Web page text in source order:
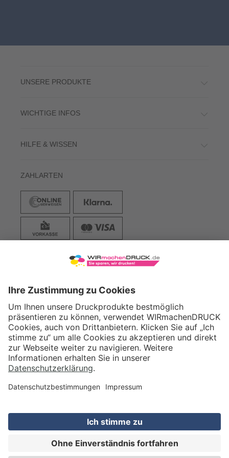
UNSERE PRODUKTE
WICHTIGE INFOS
HILFE & WISSEN
ZAHLARTEN
VERSAND
Illerstraße 15